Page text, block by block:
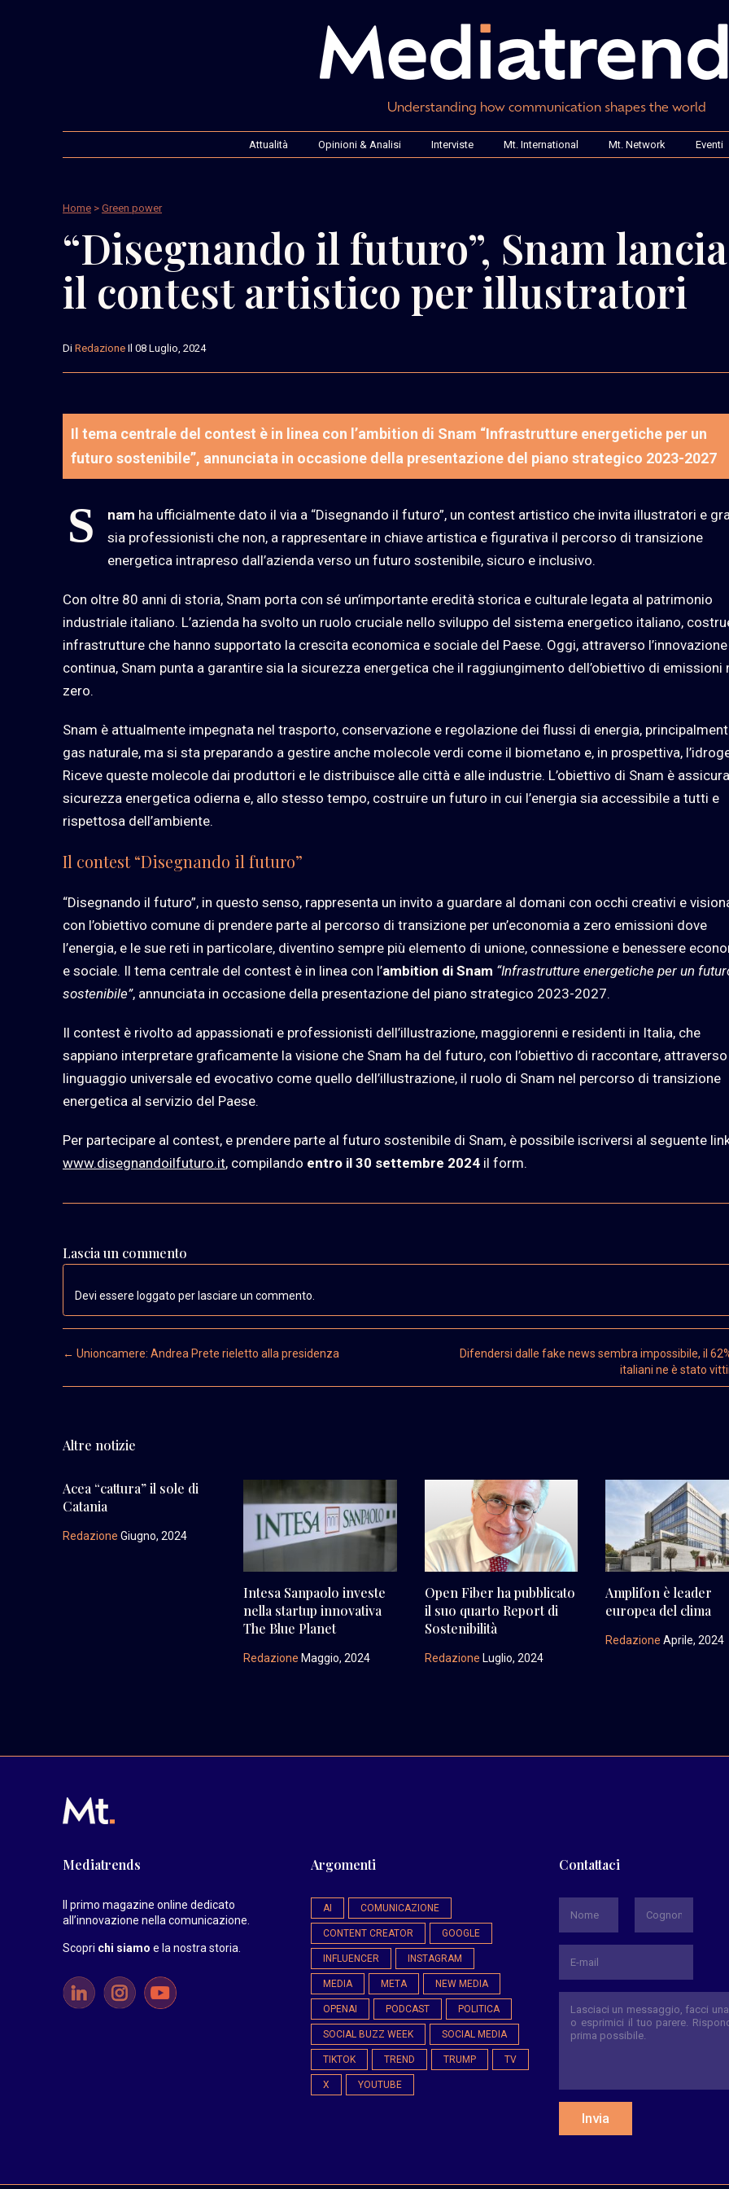
Understanding how communication shapes the world
Attualità Opinioni & Analisi Interviste Mt. International Mt. Network Eventi
Home > Green power
“Disegnando il futuro”, Snam lancia
il contest artistico per illustratori
Di Redazione Il 08 Luglio, 2024
Il tema centrale del contest è in linea con l’ambition di Snam “Infrastrutture energetiche per un
futuro sostenibile”, annunciata in occasione della presentazione del piano strategico 2023-2027
S nam ha ufficialmente dato il via a “Disegnando il futuro”, un contest artistico che invita illustratori e
sia professionisti che non, a rappresentare in chiave artistica e figurativa il percorso di transizione
energetica intrapreso dall’azienda verso un futuro sostenibile, sicuro e inclusivo.
Con oltre 80 anni di storia, Snam porta con sé un’importante eredità storica e culturale legata al patrimonio
industriale italiano. L’azienda ha svolto un ruolo cruciale nello sviluppo del sistema energetico italiano,
infrastrutture che hanno supportato la crescita economica e sociale del Paese. Oggi, attraverso l’innovazione
continua, Snam punta a garantire sia la sicurezza energetica che il raggiungimento dell’obiettivo di emissioni
zero.
Snam è attualmente impegnata nel trasporto, conservazione e regolazione dei flussi di energia,
gas naturale, ma si sta preparando a gestire anche molecole verdi come il biometano e, in prospettiva,
Riceve queste molecole dai produttori e le distribuisce alle città e alle industrie. L’obiettivo di Snam è
sicurezza energetica odierna e, allo stesso tempo, costruire un futuro in cui l’energia sia accessibile a tutti e
rispettosa dell’ambiente.
Il contest “Disegnando il futuro”
“Disegnando il futuro”, in questo senso, rappresenta un invito a guardare al domani con occhi creativi e
con l’obiettivo comune di prendere parte al percorso di transizione per un’economia a zero emissioni dove
l’energia, e le sue reti in particolare, diventino sempre più elemento di unione, connessione e benessere
e sociale. Il tema centrale del contest è in linea con l’ambition di Snam “Infrastrutture energetiche per un
sostenibile”, annunciata in occasione della presentazione del piano strategico 2023-2027.
Il contest è rivolto ad appassionati e professionisti dell’illustrazione, maggiorenni e residenti in Italia, che
sappiano interpretare graficamente la visione che Snam ha del futuro, con l’obiettivo di raccontare, attraverso
linguaggio universale ed evocativo come quello dell’illustrazione, il ruolo di Snam nel percorso di transizione
energetica al servizio del Paese.
Per partecipare al contest, e prendere parte al futuro sostenibile di Snam, è possibile iscriversi al seguente
www.disegnandoilfuturo.it, compilando entro il 30 settembre 2024 il form.
Lascia un commento
Devi essere loggato per lasciare un commento.
Post navigation
← Unioncamere: Andrea Prete rieletto alla presidenza
Difendersi dalle fake news sembra impossibile, il
italiani ne è stato
Altre notizie
Acea “cattura” il sole di
Catania
Redazione Giugno, 2024
Intesa Sanpaolo investe
nella startup innovativa
The Blue Planet
Redazione Maggio, 2024
Open Fiber ha pubblicato
il suo quarto Report di
Sostenibilità
Redazione Luglio, 2024
Amplifon è leader
europea del clima
Redazione Aprile, 2024
Mediatrends
Il primo magazine online dedicato
all’innovazione nella comunicazione.
Scopri chi siamo e la nostra storia
Argomenti
AI COMUNICAZIONE
CONTENT CREATOR GOOGLE
INFLUENCER INSTAGRAM
MEDIA META NEW MEDIA
OPENAI PODCAST POLITICA
SOCIAL BUZZ WEEK SOCIAL MEDIA
TIKTOK TREND TRUMP TV
X YOUTUBE
Contattaci
Invia